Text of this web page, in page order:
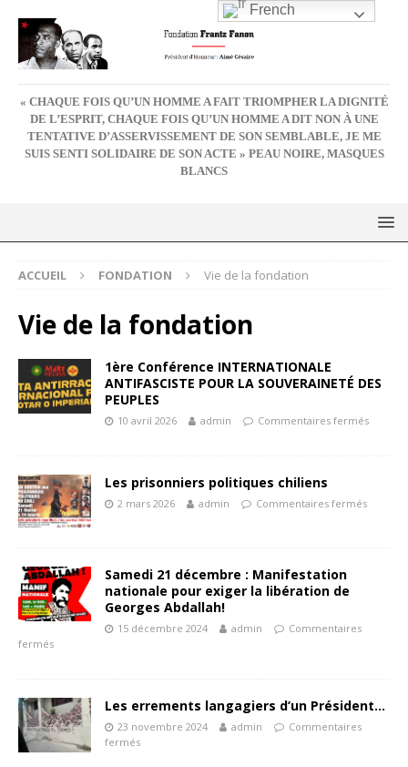
« CHAQUE FOIS QU’UN HOMME A FAIT TRIOMPHER LA DIGNITÉ
DE L’ESPRIT, CHAQUE FOIS QU’UN HOMME A DIT NON À UNE
TENTATIVE D’ASSERVISSEMENT DE SON SEMBLABLE, JE ME
SUIS SENTI SOLIDAIRE DE SON ACTE » PEAU NOIRE, MASQUES
BLANCS
ACCUEIL FONDATION Vie de la fondation
Vie de la fondation
1ère Conférence INTERNATIONALE
ANTIFASCISTE POUR LA SOUVERAINETÉ DES
PEUPLES
10 avril 2026 admin Commentaires fermés
Les prisonniers politiques chiliens
2 mars 2026 admin Commentaires fermés
Samedi 21 décembre : Manifestation
nationale pour exiger la libération de
Georges Abdallah!
15 décembre 2024 admin
Commentaires
fermés
Les errements langagiers d’un Président…
23 novembre 2024 admin
Commentaires
fermés
French